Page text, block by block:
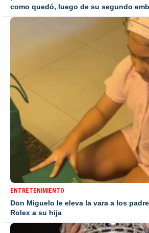
como quedó, luego de su segundo
ENTRETENIMIENTO
Don Miguelo le eleva la vara a los
Rolex a su hija